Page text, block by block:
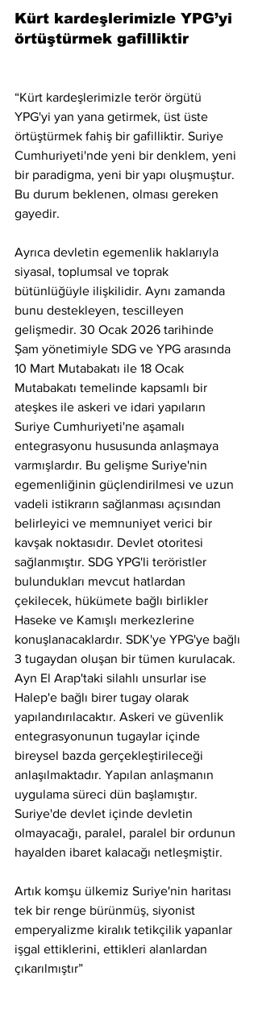
Kürt kardeşlerimizle YPG’yi
örtüştürmek gafilliktir
“Kürt kardeşlerimizle terör örgütü
YPG'yi yan yana getirmek, üst üste
örtüştürmek fahiş bir gafilliktir. Suriye
Cumhuriyeti'nde yeni bir denklem, yeni
bir paradigma, yeni bir yapı oluşmuştur.
Bu durum beklenen, olması gereken
gayedir.
Ayrıca devletin egemenlik haklarıyla
siyasal, toplumsal ve toprak
bütünlüğüyle ilişkilidir. Aynı zamanda
bunu destekleyen, tescilleyen
gelişmedir. 30 Ocak 2026 tarihinde
Şam yönetimiyle SDG ve YPG arasında
10 Mart Mutabakatı ile 18 Ocak
Mutabakatı temelinde kapsamlı bir
ateşkes ile askeri ve idari yapıların
Suriye Cumhuriyeti'ne aşamalı
entegrasyonu hususunda anlaşmaya
varmışlardır. Bu gelişme Suriye'nin
egemenliğinin güçlendirilmesi ve uzun
vadeli istikrarın sağlanması açısından
belirleyici ve memnuniyet verici bir
kavşak noktasıdır. Devlet otoritesi
sağlanmıştır. SDG YPG'li teröristler
bulundukları mevcut hatlardan
çekilecek, hükümete bağlı birlikler
Haseke ve Kamışlı merkezlerine
konuşlanacaklardır. SDK'ye YPG'ye bağlı
3 tugaydan oluşan bir tümen kurulacak.
Ayn El Arap'taki silahlı unsurlar ise
Halep'e bağlı birer tugay olarak
yapılandırılacaktır. Askeri ve güvenlik
entegrasyonunun tugaylar içinde
bireysel bazda gerçekleştirileceği
anlaşılmaktadır. Yapılan anlaşmanın
uygulama süreci dün başlamıştır.
Suriye'de devlet içinde devletin
olmayacağı, paralel, paralel bir ordunun
hayalden ibaret kalacağı netleşmiştir.
Artık komşu ülkemiz Suriye'nin haritası
tek bir renge bürünmüş, siyonist
emperyalizme kiralık tetikçilik yapanlar
işgal ettiklerini, ettikleri alanlardan
çıkarılmıştır”